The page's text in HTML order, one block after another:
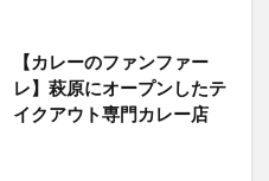
【カレーのファンファー
レ】萩原にオープンしたテ
イクアウト専門カレー店